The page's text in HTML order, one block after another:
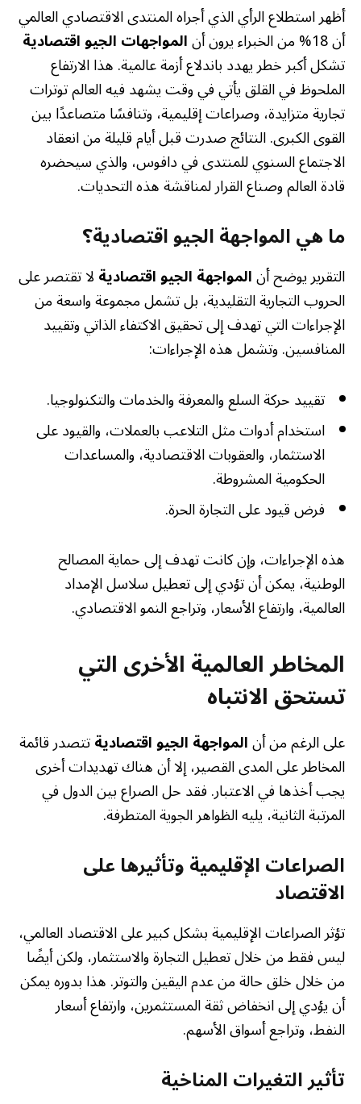
أظهر استطلاع الرأي الذي أجراه المنتدى الاقتصادي العالمي
أن 18% من الخبراء يرون أن المواجهات الجيو اقتصادية
تشكل أكبر خطر يهدد باندلاع أزمة عالمية. هذا الارتفاع
الملحوظ في القلق يأتي في وقت يشهد فيه العالم توترات
تجارية متزايدة، وصراعات إقليمية، وتنافسًا متصاعدًا بين
القوى الكبرى. النتائج صدرت قبل أيام قليلة من انعقاد
الاجتماع السنوي للمنتدى في دافوس، والذي سيحضره
قادة العالم وصناع القرار لمناقشة هذه التحديات.
ما هي المواجهة الجيو اقتصادية؟
التقرير يوضح أنالمواجهة الجيو اقتصاديةلا تقتصر على
الحروب التجارية التقليدية، بل تشمل مجموعة واسعة من
الإجراءات التي تهدف إلى تحقيق الاكتفاء الذاتي وتقييد
المنافسين. وتشمل هذه الإجراءات:
تقييد حركة السلع والمعرفة والخدمات والتكنولوجيا.
استخدام أدوات مثل التلاعب بالعملات، والقيود على
الاستثمار، والعقوبات الاقتصادية، والمساعدات
الحكومية المشروطة.
فرض قيود على التجارة الحرة.
هذه الإجراءات، وإن كانت تهدف إلى حماية المصالح
الوطنية، يمكن أن تؤدي إلى تعطيل سلاسل الإمداد
العالمية، وارتفاع الأسعار، وتراجع النمو الاقتصادي.
المخاطر العالمية الأخرى التي
تستحق الانتباه
على الرغم من أنالمواجهة الجيو اقتصاديةتتصدر قائمة
المخاطر على المدى القصير، إلا أن هناك تهديدات أخرى
يجب أخذها في الاعتبار. فقد حل الصراع بين الدول في
المرتبة الثانية، يليه الظواهر الجوية المتطرفة.
الصراعات الإقليمية وتأثيرها على
الاقتصاد
تؤثر الصراعات الإقليمية بشكل كبير على الاقتصاد العالمي،
ليس فقط من خلال تعطيل التجارة والاستثمار، ولكن أيضًا
من خلال خلق حالة من عدم اليقين والتوتر. هذا بدوره يمكن
أن يؤدي إلى انخفاض ثقة المستثمرين، وارتفاع أسعار
النفط، وتراجع أسواق الأسهم.
تأثير التغيرات المناخية